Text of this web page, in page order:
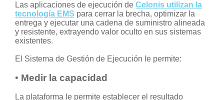
Las aplicaciones de ejecución deCelonis utilizan la
tecnología EMS para cerrar la brecha, optimizar la
entrega y ejecutar una cadena de suministro alineada
y resistente, extrayendo valor oculto en sus sistemas
existentes.
El Sistema de Gestión de Ejecución le permite:
• Medir la capacidad
La plataforma le permite establecer el resultado